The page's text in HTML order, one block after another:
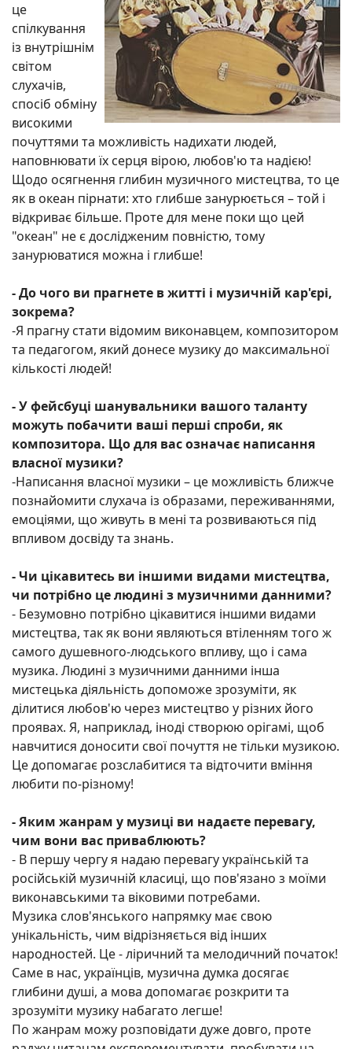
це
спілкування
із внутрішнім
світом
слухачів,
спосіб обміну
високими
почуттями та можливість надихати людей,
наповнювати їх серця вірою, любов'ю та надією!
Щодо осягнення глибин музичного мистецтва, то це
як в океан пірнати: хто глибше занурюється – той і
відкриває більше. Проте для мене поки що цей
"океан" не є дослідженим повністю, тому
занурюватися можна і глибше!
- До чого ви прагнете в житті і музичній кар'єрі,
зокрема?
-Я прагну стати відомим виконавцем, композитором
та педагогом, який донесе музику до максимальної
кількості людей!
- У фейсбуці шанувальники вашого таланту
можуть побачити ваші перші спроби, як
композитора. Що для вас означає написання
власної музики?
-Написання власної музики – це можливість ближче
познайомити слухача із образами, переживаннями,
емоціями, що живуть в мені та розвиваються під
впливом досвіду та знань.
- Чи цікавитесь ви іншими видами мистецтва,
чи потрібно це людині з музичними данними?
- Безумовно потрібно цікавитися іншими видами
мистецтва, так як вони являються втіленням того ж
самого душевного-людського впливу, що і сама
музика. Людині з музичними данними інша
мистецька діяльність допоможе зрозуміти, як
ділитися любов'ю через мистецтво у різних його
проявах. Я, наприклад, іноді створюю орігамі, щоб
навчитися доносити свої почуття не тільки музикою.
Це допомагає розслабитися та відточити вміння
любити по-різному!
- Яким жанрам у музиці ви надаєте перевагу,
чим вони вас приваблюють?
- В першу чергу я надаю перевагу українській та
російській музичній класиці, що пов'язано з моїми
виконавськими та віковими потребами.
Музика слов'янського напрямку має свою
унікальність, чим відрізняється від інших
народностей. Це - ліричний та мелодичний початок!
Саме в нас, українців, музична думка досягає
глибини душі, а мова допомагає розкрити та
зрозуміти музику набагато легше!
По жанрам можу розповідати дуже довго, проте